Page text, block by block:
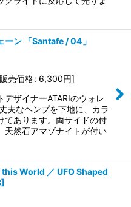
ーン 「Santafe / 04」
売価格: 6,300円]
デザイナーATARIのウォレ
夫なヘンプを下地に、カラ
てあります。両サイドの付
天然石アマゾナイトが付い
World ／ UFO Shaped
]